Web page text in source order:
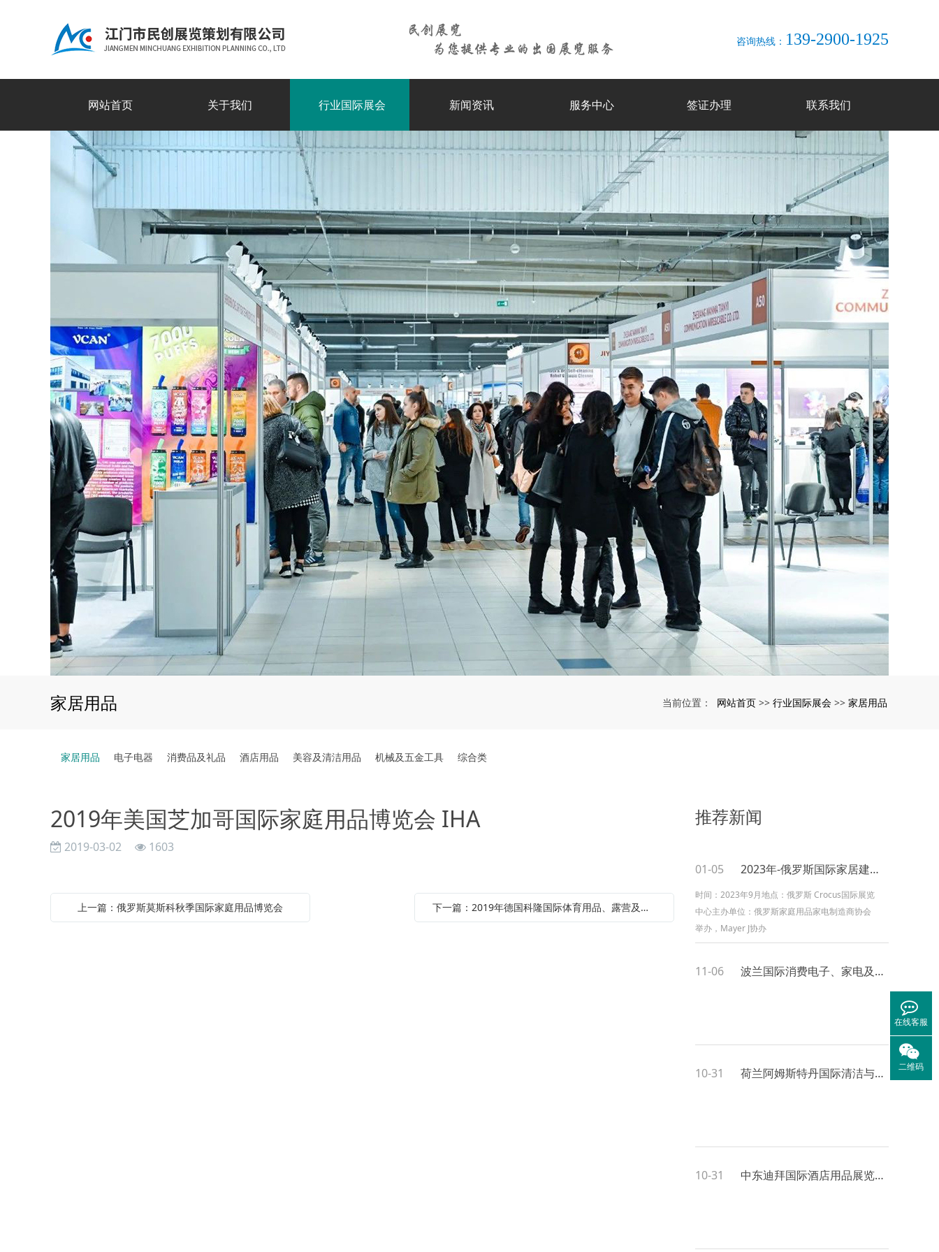
咨询热线： 139-2900-1925
网站首页 关于我们 行业国际展会 新闻资讯 服务中心 签证办理 联系我们
家居用品 当前位置： 网站首页 >> 行业国际展会 >> 家居用品
家居用品 电子电器 消费品及礼品 酒店用品 美容及清洁用品 机械及五金工具 综合类
2019年美国芝加哥国际家庭用品博览会 IHA
2019-03-02 1603
上一篇：俄罗斯莫斯科秋季国际家庭用品博览会 下一篇：2019年德国科隆国际体育用品、露营及园林展 Spoga+Gafa
推荐新闻
01-05 2023年-俄罗斯国际家居建材及消费品博览会
时间：2023年9月地点：俄罗斯 Crocus国际展览
中心主办单位：俄罗斯家庭用品家电制造商协会
举办，Mayer J协办
11-06 波兰国际消费电子、家电及通讯展览会
10-31 荷兰阿姆斯特丹国际清洁与维护展览会
10-31 中东迪拜国际酒店用品展览会
在线客服
二维码